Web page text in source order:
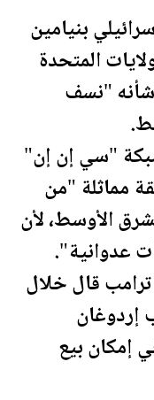
بنيامين
المتحدة
من شأنه "نسف
"سي إن إن"
مماثلة "من
الأوسط، لأن
عدوانية".
ترامبقال خلال
إردوغان
إمكان بيع